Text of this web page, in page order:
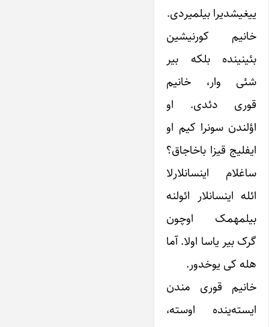
ییغیشدیرا بیلمیردی.
خانیم کورنیشین
بئینینده بلکه بیر
شئی وار، خانیم
قوری دئدی. او
اؤلندن سونرا کیم او
ایفلیج قیزا باخاجاق؟
ساغلام اینسانلارلا
ائله اینسانلار ائولنه
بیلمه­مک اوچون
گرک بیر یاسا اولا. آما
هله کی یوخدور.
خانیم قوری مندن
ایسته‌ینده اوسته،